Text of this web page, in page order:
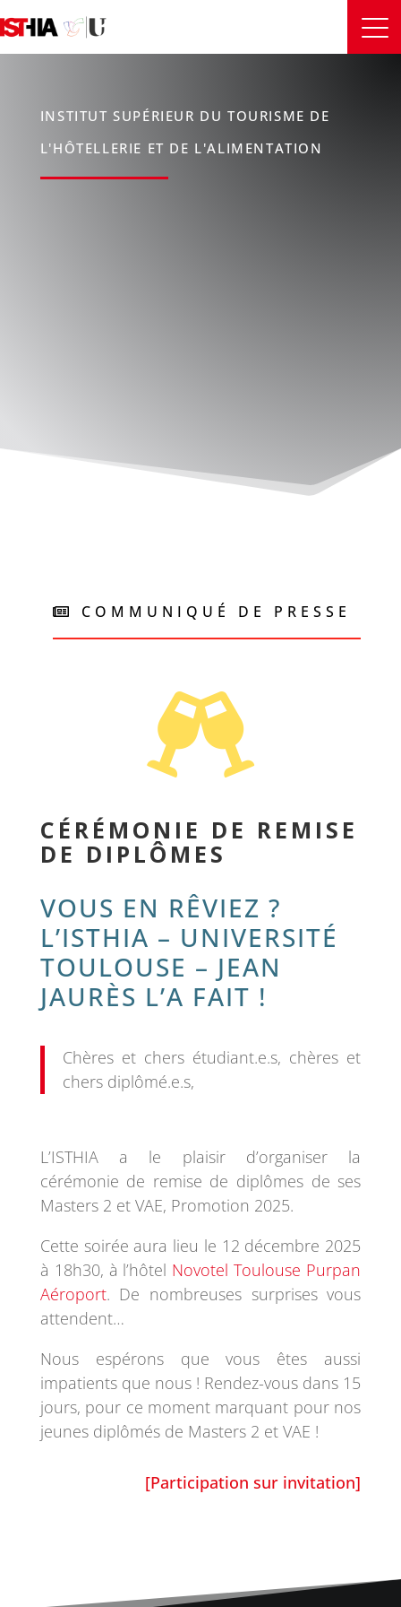
INSTITUT SUPÉRIEUR DU TOURISME DE
L'HÔTELLERIE ET DE L'ALIMENTATION
COMMUNIQUÉ DE PRESSE

CÉRÉMONIE DE REMISE
DE DIPLÔMES
VOUS EN RÊVIEZ ?
L’ISTHIA – UNIVERSITÉ
TOULOUSE – JEAN
JAURÈS L’A FAIT !
Chères et chers étudiant.e.s, chères et
chers diplômé.e.s,
L’ISTHIA a le plaisir d’organiser la
cérémonie de remise de diplômes de ses
Masters 2 et VAE, Promotion 2025.
Cette soirée aura lieu le 12 décembre 2025
à 18h30, à l’hôtel Novotel Toulouse Purpan
Aéroport. De nombreuses surprises vous
attendent…
Nous espérons que vous êtes aussi
impatients que nous ! Rendez-vous dans 15
jours, pour ce moment marquant pour nos
jeunes diplômés de Masters 2 et VAE !
[Participation sur invitation]